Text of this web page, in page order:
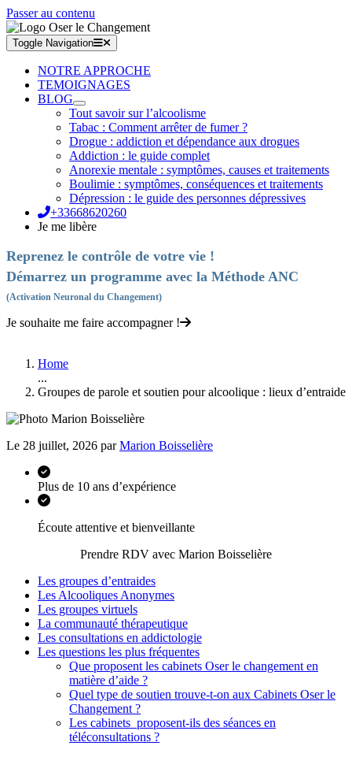
Passer au contenu
Toggle Navigation
NOTRE APPROCHE
TEMOIGNAGES
BLOG
Tout savoir sur l’alcoolisme
Tabac : Comment arrêter de fumer ?
Drogue : addiction et dépendance aux drogues
Addiction : le guide complet
Anorexie mentale : symptômes, causes et traitements
Boulimie : symptômes, conséquences et traitements
Dépression : le guide des personnes dépressives
+33668620260
Je me libère
Reprenez le contrôle de votre vie !
Démarrez un programme avec la Méthode ANC
(Activation Neuronal du Changement)
Je souhaite me faire accompagner !
Home
...
Groupes de parole et soutien pour alcoolique : lieux d’entraide
Le 28 juillet, 2026 parMarion Boisselière
Plus de 10 ans d’expérience
Écoute attentive et bienveillante
Prendre RDV avec Marion Boisselière
Les groupes d’entraides
Les Alcooliques Anonymes
Les groupes virtuels
La communauté thérapeutique
Les consultations en addictologie
Les questions les plus fréquentes
Que proposent les cabinets Oser le changement en
matière d’aide ?
Quel type de soutien trouve-t-on aux Cabinets Oser le
Changement ?
Les cabinets proposent-ils des séances en
téléconsultations ?